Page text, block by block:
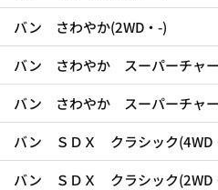
バン さわやか(2WD・-)
バン さわやか スーパーチャー
バン さわやか スーパーチャー
バン ＳＤＸ クラシック(4WD
バン ＳＤＸ クラシック(2WD